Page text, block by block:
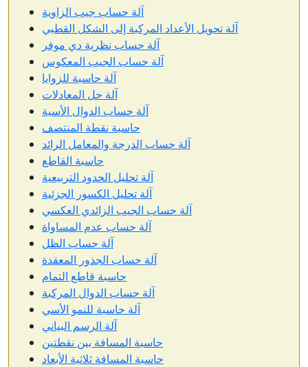
آلة حساب جيب الزاوية
آلة تحويل الأعداد المركبة إلى الشكل القطبي
آلة حساب نظرية دي موفر
آلة حساب الجيب المعكوس
آلة حاسبة للزوايا
آلة حل المعادلات
آلة حساب الدوال الأسية
حاسبة نقطة المنتصف
آلة حساب الدرجة والمعامل الرائد
حاسبة القاطع
آلة تحليل الحدود التربيعية
آلة تحليل الكسور الجزئية
آلة حساب الجيب الزائدي العكسي
آلة حساب عدم المساواة
آلة حساب الظل
آلة حساب الجذور المعقدة
حاسبة قاطع التمام
آلة حساب الدوال المركبة
آلة حاسبة للنمو الأسي
آلة الرسم البياني
حاسبة المسافة بين نقطتين
حاسبة المسافة ثلاثية الأبعاد